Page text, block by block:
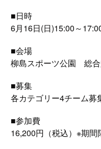
■日時
6月16日(日)15:00～
■会場
柳島スポーツ公園 総
■募集
各カテゴリー4チーム募
■参加費
16,200円（税込）※期間